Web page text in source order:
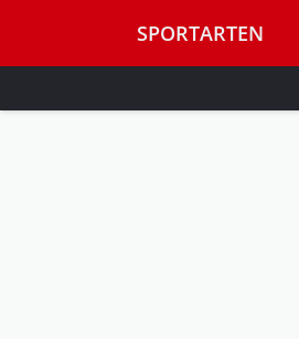
SPORTARTEN